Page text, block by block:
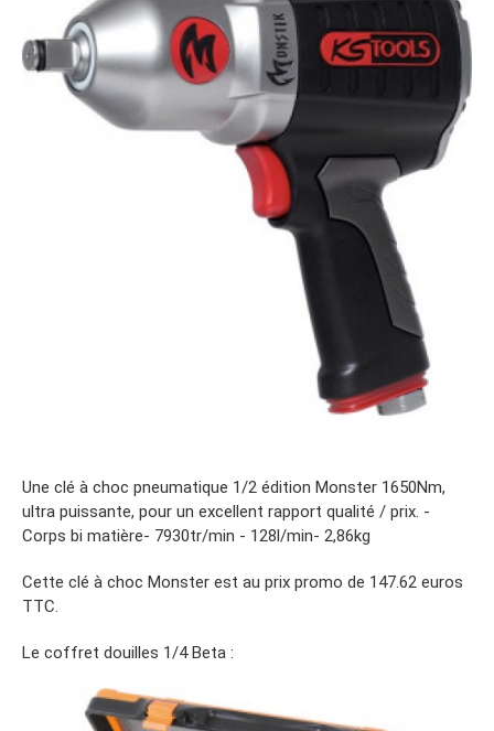
Une clé à choc pneumatique 1/2 édition Monster 1650Nm,
ultra puissante, pour un excellent rapport qualité / prix. -
Corps bi matière- 7930tr/min - 128l/min- 2,86kg
Cette clé à choc Monster est au prix promo de 147.62 euros
TTC.
Le coffret douilles 1/4 Beta :